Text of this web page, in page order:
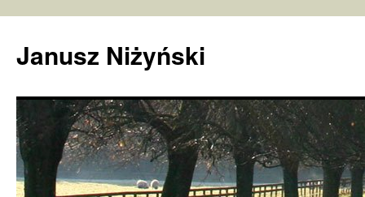
Janusz Niżyński